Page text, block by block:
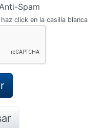
Spam
click en la casilla blanca